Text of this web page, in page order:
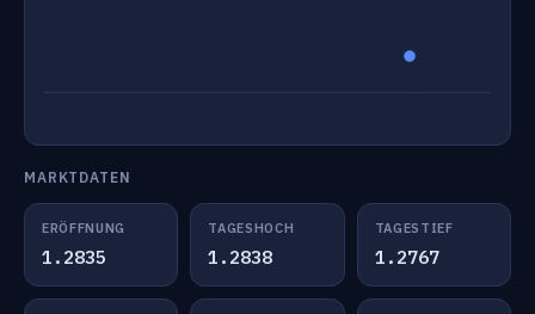
MARKTDATEN
ERÖFFNUNG
1.2835
TAGESHOCH
1.2838
TAGESTIEF
1.2767